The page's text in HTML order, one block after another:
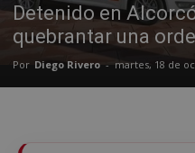
Detenido en
quebrantar una
Por Diego Rivero - martes, 18 de